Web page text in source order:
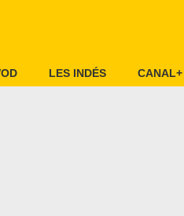
LES INDÉS CANAL+